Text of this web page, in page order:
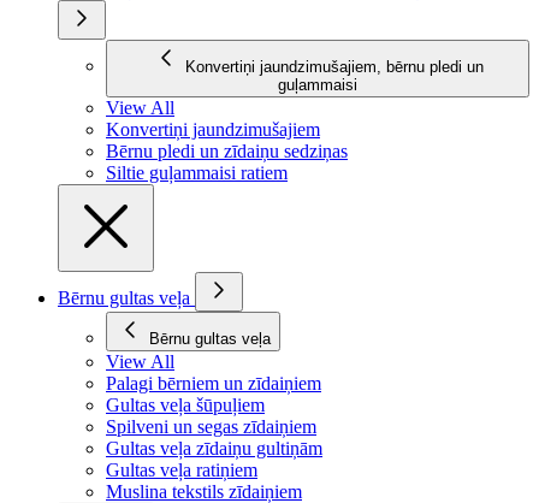
Konvertiņi jaundzimušajiem, bērnu pledi un
guļammaisi
View All
Konvertiņi jaundzimušajiem
Bērnu pledi un zīdaiņu sedziņas
Siltie guļammaisi ratiem
Bērnu gultas veļa
Bērnu gultas veļa
View All
Palagi bērniem un zīdaiņiem
Gultas veļa šūpuļiem
Spilveni un segas zīdaiņiem
Gultas veļa zīdaiņu gultiņām
Gultas veļa ratiņiem
Muslina tekstils zīdaiņiem